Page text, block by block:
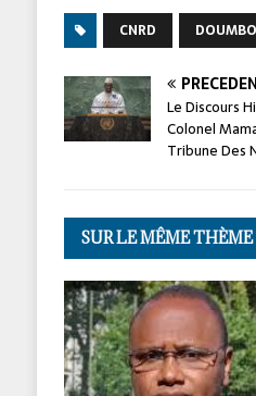
CNRD
Le Discours
Colonel
Tribune Des
SUR LE MÊME THÈME